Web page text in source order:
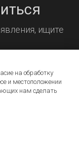
ищите
на обработку
и местоположении
нам сделать